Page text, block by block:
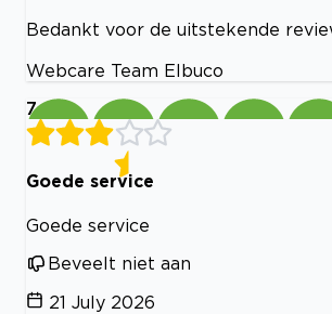
Bedankt voor de uitstekende
Webcare Team Elbuco
7
Goede service
Goede service
Beveelt niet aan
21 July 2026